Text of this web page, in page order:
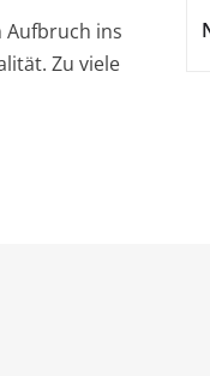
Aufbruch ins
Zu viele